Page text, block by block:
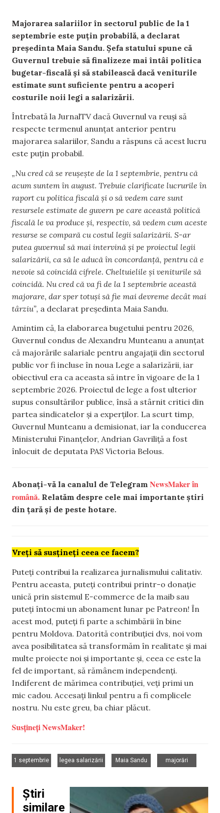
Majorarea salariilor în sectorul public de la 1
septembrie este puțin probabilă, a declarat
președinta Maia Sandu. Șefa statului spune că
Guvernul trebuie să finalizeze mai întâi politica
bugetar-fiscală și să stabilească dacă veniturile
estimate sunt suficiente pentru a acoperi
costurile noii legi a salarizării.
Întrebată la JurnalTV dacă Guvernul va reuși să
respecte termenul anunțat anterior pentru
majorarea salariilor, Sandu a răspuns că acest lucru
este puțin probabil.
„Nu cred că se reușește de la 1 septembrie, pentru că
acum suntem în august. Trebuie clarificate lucrurile în
raport cu politica fiscală și o să vedem care sunt
resursele estimate de guvern pe care această politică
fiscală le va produce și, respectiv, să vedem cum aceste
resurse se compară cu costul legii salarizării. S-ar
putea guvernul să mai intervină și pe proiectul legii
salarizării, ca să le aducă în concordanță, pentru că e
nevoie să coincidă cifrele. Cheltuielile și veniturile să
coincidă. Nu cred că va fi de la 1 septembrie această
majorare, dar sper totuși să fie mai devreme decât mai
târziu”, a declarat președinta Maia Sandu.
Amintim că, la elaborarea bugetului pentru 2026,
Guvernul condus de Alexandru Munteanu a anunțat
că majorările salariale pentru angajații din sectorul
public vor fi incluse în noua Lege a salarizării, iar
obiectivul era ca aceasta să intre în vigoare de la 1
septembrie 2026. Proiectul de lege a fost ulterior
supus consultărilor publice, însă a stârnit critici din
partea sindicatelor și a experților. La scurt timp,
Guvernul Munteanu a demisionat, iar la conducerea
Ministerului Finanțelor, Andrian Gavriliță a fost
înlocuit de deputata PAS Victoria Belous.
Abonați-vă la canalul de Telegram NewsMaker în
română. Relatăm despre cele mai importante știri
din țară și de peste hotare.
Vreți să susțineți ceea ce facem?
Puteți contribui la realizarea jurnalismului calitativ.
Pentru aceasta, puteți contribui printr-o donație
unică prin sistemul E-commerce de la maib sau
puteți întocmi un abonament lunar pe Patreon! În
acest mod, puteți fi parte a schimbării în bine
pentru Moldova. Datorită contribuției dvs, noi vom
avea posibilitatea să transformăm în realitate și mai
multe proiecte noi și importante și, ceea ce este la
fel de important, să rămânem independenți.
Indiferent de mărimea contribuției, veți primi un
mic cadou. Accesați linkul pentru a fi complicele
nostru. Nu este greu, ba chiar plăcut.
Susțineți NewsMaker!
1 septembrie
legea salarizării
Maia Sandu
majorări
Știri
similare